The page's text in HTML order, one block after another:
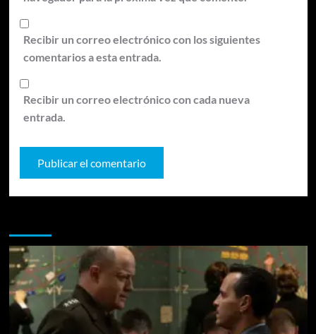
Recibir un correo electrónico con los siguientes
comentarios a esta entrada.
Recibir un correo electrónico con cada nueva
entrada.